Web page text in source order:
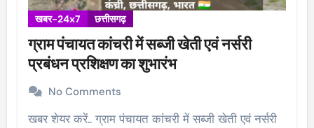
खबर-24x7 छत्तीसगढ़
ग्राम पंचायत कांचरी में सब्जी खेती एवं नर्सरी
प्रबंधन प्रशिक्षण का शुभारंभ
No Comments
खबर शेयर करें.. ग्राम पंचायत कांचरी में सब्जी खेती एवं नर्सरी